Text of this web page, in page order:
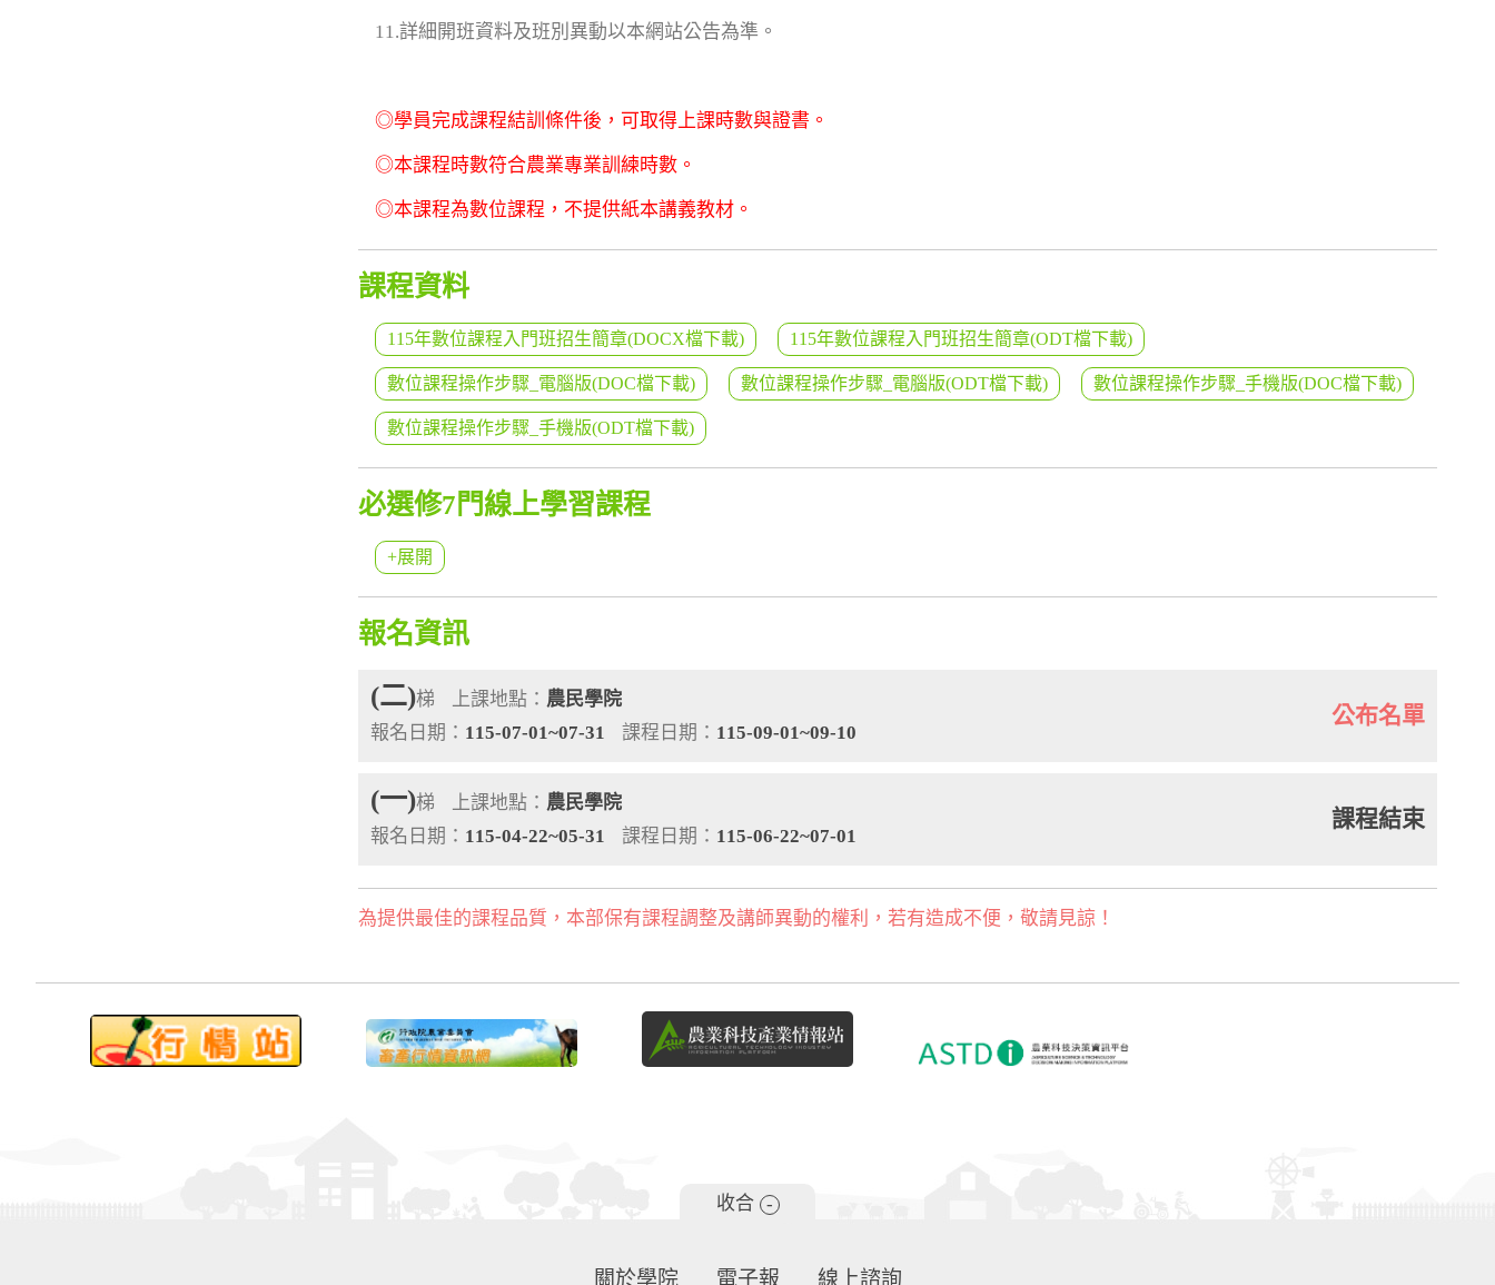
11.詳細開班資料及班別異動以本網站公告為準。
◎學員完成課程結訓條件後，可取得上課時數與證書。
◎本課程時數符合農業專業訓練時數。
◎本課程為數位課程，不提供紙本講義教材。
課程資料
115年數位課程入門班招生簡章(DOCX檔下載) 115年數位課程入門班招生簡章(ODT檔下載)
數位課程操作步驟_電腦版(DOC檔下載) 數位課程操作步驟_電腦版(ODT檔下載) 數位課程操作步驟_手機版(DOC檔下載)
數位課程操作步驟_手機版(ODT檔下載)
必選修7門線上學習課程
+展開
報名資訊
公布名單
(二)梯 上課地點： 農民學院
報名日期： 115-07-01~07-31 課程日期： 115-09-01~09-10
課程結束
(一)梯 上課地點： 農民學院
報名日期： 115-04-22~05-31 課程日期： 115-06-22~07-01
為提供最佳的課程品質，本部保有課程調整及講師異動的權利，若有造成不便，敬請見諒！
收合 -
關於學院 電子報 線上諮詢